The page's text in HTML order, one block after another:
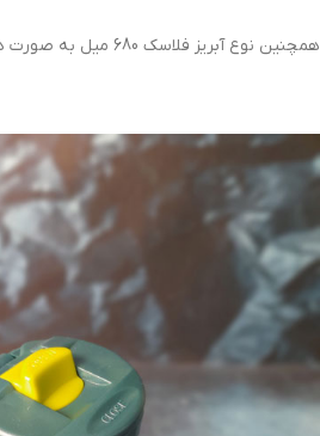
همچنین نوع آبریز فلاسک 680 میل به صورت دکمه ای است.